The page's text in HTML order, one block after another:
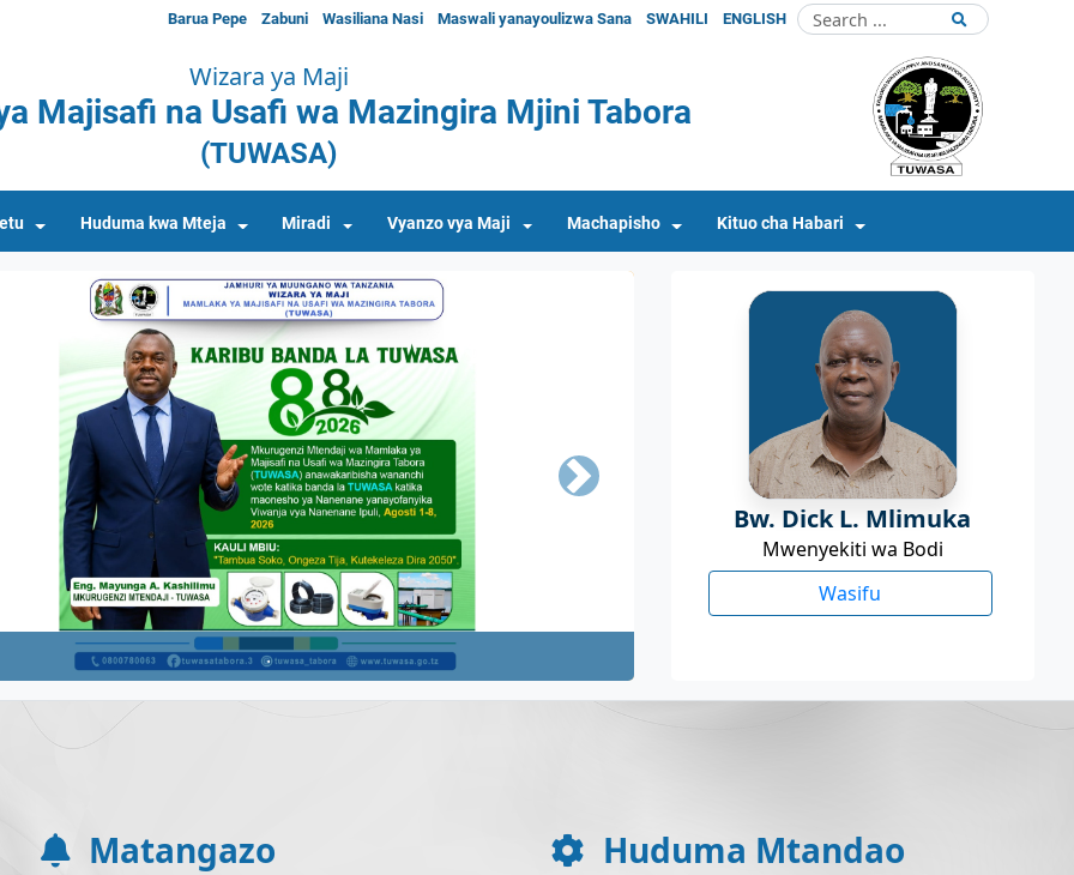
ENGLISH
SWAHILI
Maswali yanayoulizwa Sana
Wasiliana Nasi
Zabuni
Barua Pepe
Wizara ya Maji
Majisafi na Usafi wa Mazingira Mjini Tabora
(TUWASA)
Huduma kwa Mteja Miradi Vyanzo vya Maji Machapisho Kituo cha Habari
.
Next
Bw. Dick L. Mlimuka
Mwenyekiti wa Bodi
Wasifu
Matangazo Huduma Mtandao